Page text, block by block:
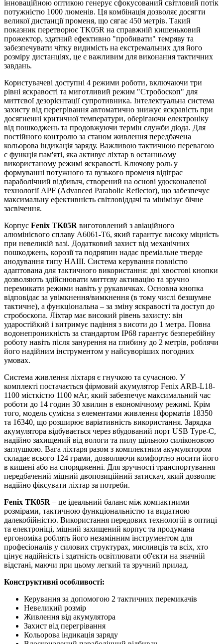
інноваційною оптикою генерує сфокусований світловий потік
потужністю 1000 люменів. Ця комбінація дозволяє досягти
великої дистанції променя, що сягає 450 метрів. Такий
показник перетворює TK05R на справжній кишеньковий
прожектор, здатний ефективно "пробивати" темряву та
забезпечувати чітку видимість на екстремальних для його
розміру дистанціях, це є важливим для виконання тактичних
завдань.
Користувачеві доступні 4 режими роботи, включаючи три
рівні яскравості та миготливий режим "Стробоскоп" для
миттєвої дезорієнтації супротивника. Інтелектуальна система
захисту від перегрівання автоматично знижує яскравість при
досягненні критичної температури, оберігаючи електроніку
від пошкоджень та продовжуючи термін служби діода. Для
постійного контролю за станом живлення передбачена
кольорова індикація заряду. Важливою тактичною перевагою
є функція пам'яті, яка активує ліхтар в останньому
використаному режимі яскравості. Ключову роль у
формуванні потужного та вузького променя відіграє
параболічний відбивач, створений на основі удосконаленої
технології APF (Advanced Parabolic Reflector), що забезпечує
максимальну ефективність світловіддачі та мінімізує бічне
засвічення.
Корпус Fenix TK05R виготовлений з авіаційного
алюмінієвого сплаву A6061-T6, який гарантує високу міцність
при невеликій вазі. Додатковий захист від механічних
пошкоджень, корозії та подряпин надає преміальне тверде
анодування типу HAIII. Система керування повністю
адаптована для тактичного використання: дві хвостові кнопки
дозволяють здійснювати миттєву активацію та зручно
перемикати режими навіть у рукавичках. Основна кнопка
відповідає за увімкнення/вимкнення (в тому числі безшумне
тактичне), а функціональна – за зміну яскравості та доступ до
стробоскопа. Ліхтар має високий рівень захисту: він
ударостійкий і витримує падіння з висоти до 1 метра. Повна
водонепроникність за стандартом IP68 гарантує безперебійну
роботу навіть після занурення на глибину до 2 метрів, роблячи
його надійним інструментом у найсуворіших погодних
умовах.
Система живлення ліхтаря є гнучкою та сучасною. У
комплекті постачається фірмовий акумулятор Fenix ARB-L18-
1100 місткістю 1100 мАг, який забезпечує максимальний час
роботи до 14 годин 30 хвилин в економічному режимі. Крім
того, модель сумісна з елементами живлення форматів 18350
та 16340, що розширює варіативність використання. Зарядка
акумулятора відбувається через вбудований порт USB Type-C,
надійно захищений від вологи та пилу щільною силіконовою
заглушкою. Вага ліхтаря разом з комплектним акумулятором
складає всього 124 грами, дозволяючи комфортно носити його
в кишені або на спорядженні. Для зручності транспортування
передбачений міцний двопозиційний затискач, який дозволяє
надійно фіксувати ліхтар за потреби.
Fenix TK05R – це ідеальний баланс між компактними
розмірами, тактичною функціональністю та видатною
далекобійністю. Використання передових технологій в оптиці
та електроніці, міцний захищений корпус та продумана
ергономіка роблять його незамінним інструментом для
професіоналів у силових структурах, мисливців та всіх, хто
цінує надійність і здатність освітлювати об'єкти на значній
відстані, маючи при цьому легкий та зручний прилад.
Конструктивні особливості:
Керування за допомогою 2 тактичних перемикачів
Невеликий розмір
Живлення від акумулятора
Захист від перегрівання
Кольорова індикація заряду